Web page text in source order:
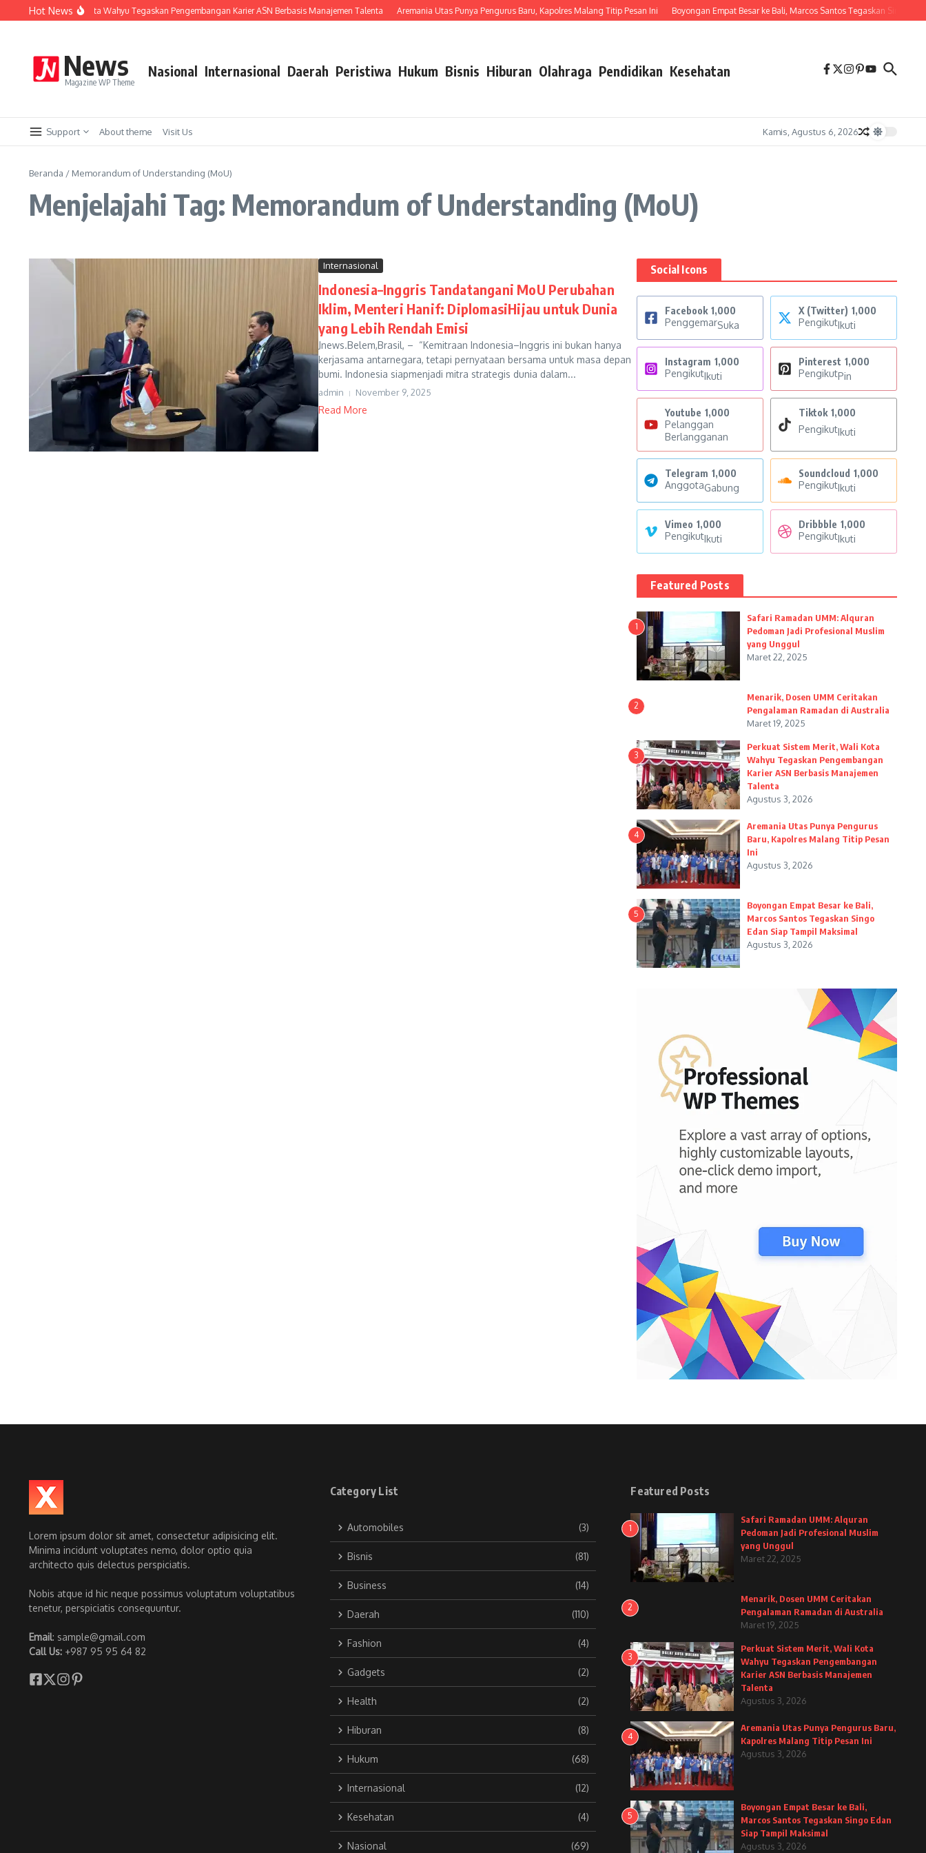
Lewati ke konten
Hot News
Merit, Wali Kota Wahyu Tegaskan Pengembangan Karier ASN Berbasis Manajemen Talenta Aremania Utas Punya Pengurus Baru, Kapolres Malang Titip Pesan Ini Boyongan Empat Besar ke Bali, Marcos Santos Tegaskan Singo Edan
News
Magazine WP Theme
Nasional Internasional Daerah Peristiwa Hukum Bisnis Hiburan Olahraga Pendidikan Kesehatan
Support About theme Visit Us Kamis, Agustus 6, 2026
Beranda / Memorandum of Understanding (MoU)
Menjelajahi Tag: Memorandum of Understanding (MoU)
Internasional
Indonesia–Inggris Tandatangani MoU Perubahan
Iklim, Menteri Hanif: DiplomasiHijau untuk Dunia
yang Lebih Rendah Emisi
Jnews.Belem,Brasil, – “Kemitraan Indonesia–Inggris ini bukan hanya
kerjasama antarnegara, tetapi pernyataan bersama untuk masa depan
bumi. Indonesia siapmenjadi mitra strategis dunia dalam...
admin November 9, 2025
Read More
Social Icons
Facebook 1,000
PenggemarSuka
X (Twitter) 1,000
PengikutIkuti
Instagram 1,000
PengikutIkuti
Pinterest 1,000
PengikutPin
Youtube 1,000
Pelanggan
Berlangganan
Tiktok 1,000
PengikutIkuti
Telegram 1,000
AnggotaGabung
Soundcloud 1,000
PengikutIkuti
Vimeo 1,000
PengikutIkuti
Dribbble 1,000
PengikutIkuti
Featured Posts
1
Safari Ramadan UMM: Alquran
Pedoman Jadi Profesional Muslim
yang Unggul
Maret 22, 2025
2
Menarik, Dosen UMM Ceritakan
Pengalaman Ramadan di Australia
Maret 19, 2025
3
Perkuat Sistem Merit, Wali Kota
Wahyu Tegaskan Pengembangan
Karier ASN Berbasis Manajemen
Talenta
Agustus 3, 2026
4
Aremania Utas Punya Pengurus
Baru, Kapolres Malang Titip Pesan
Ini
Agustus 3, 2026
5
Boyongan Empat Besar ke Bali,
Marcos Santos Tegaskan Singo
Edan Siap Tampil Maksimal
Agustus 3, 2026
Lorem ipsum dolor sit amet, consectetur adipisicing elit.
Minima incidunt voluptates nemo, dolor optio quia
architecto quis delectus perspiciatis.
Nobis atque id hic neque possimus voluptatum voluptatibus
tenetur, perspiciatis consequuntur.
Email: sample@gmail.com
Call Us: +987 95 95 64 82
Category List
Automobiles (3)
Bisnis (81)
Business (14)
Daerah (110)
Fashion (4)
Gadgets (2)
Health (2)
Hiburan (8)
Hukum (68)
Internasional (12)
Kesehatan (4)
Nasional (69)
Featured Posts
1
Safari Ramadan UMM: Alquran
Pedoman Jadi Profesional Muslim
yang Unggul
Maret 22, 2025
2
Menarik, Dosen UMM Ceritakan
Pengalaman Ramadan di Australia
Maret 19, 2025
3
Perkuat Sistem Merit, Wali Kota
Wahyu Tegaskan Pengembangan
Karier ASN Berbasis Manajemen
Talenta
Agustus 3, 2026
4
Aremania Utas Punya Pengurus Baru,
Kapolres Malang Titip Pesan Ini
Agustus 3, 2026
5
Boyongan Empat Besar ke Bali,
Marcos Santos Tegaskan Singo Edan
Siap Tampil Maksimal
Agustus 3, 2026